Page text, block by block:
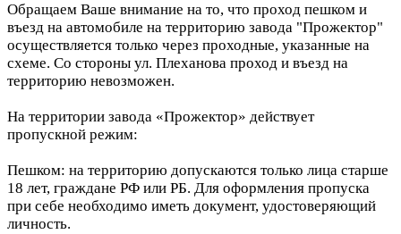
Обращаем Ваше внимание на то, что проход пешком и
въезд на автомобиле на территорию завода "Прожектор"
осуществляется только через проходные, указанные на
схеме. Со стороны ул. Плеханова проход и въезд на
территорию невозможен.
На территории завода «Прожектор» действует
пропускной режим:
Пешком: на территорию допускаются только лица старше
18 лет, граждане РФ или РБ. Для оформления пропуска
при себе необходимо иметь документ, удостоверяющий
личность.